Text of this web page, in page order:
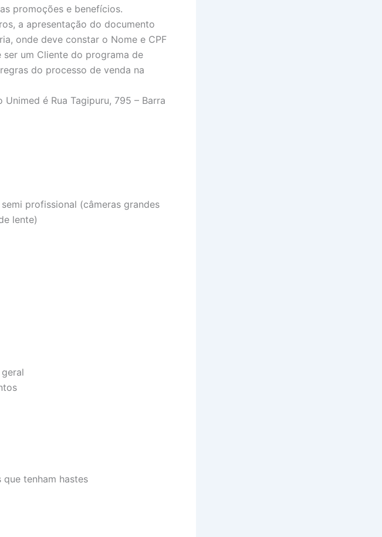
promoções e benefícios.
a apresentação do documento
onde deve constar o Nome e CPF
um Cliente do programa de
do processo de venda na
é Rua Tagipuru, 795 – Barra
profissional (câmeras grandes
lente)
tenham hastes